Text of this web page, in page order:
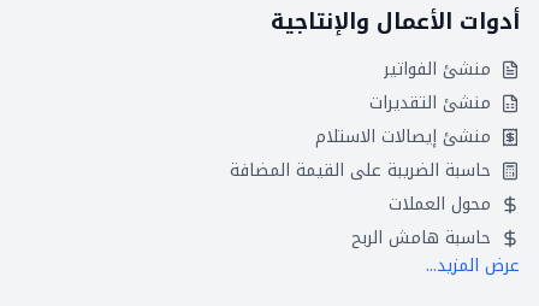
أدوات الأعمال والإنتاجية
منشئ الفواتير
منشئ التقديرات
منشئ إيصالات الاستلام
حاسبة الضريبة على القيمة المضافة
محول العملات
حاسبة هامش الربح
عرض المزيد...